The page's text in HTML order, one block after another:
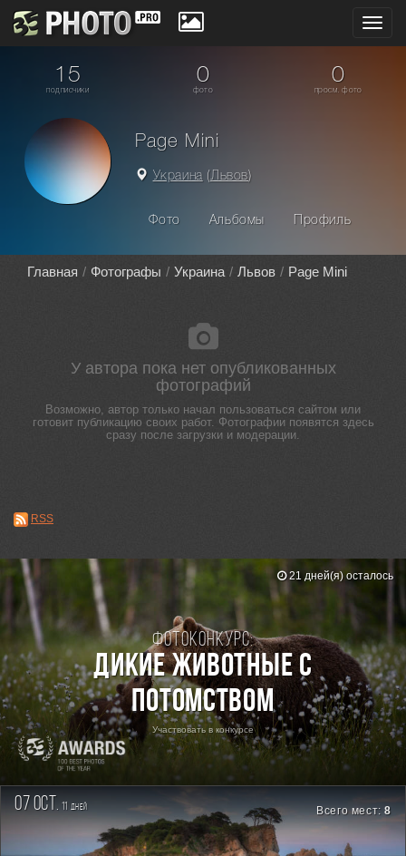
15
подписчики
0
фото
0
просм. фото
Page Mini
Украина (Львов)
Фото Альбомы Профиль
Главная Фотографы Украина Львов Page Mini
У автора пока нет опубликованных
фотографий
Возможно, автор только начал пользоваться сайтом или
готовит публикацию своих работ. Фотографии появятся здесь
сразу после загрузки и модерации.
RSS
Фотоконкурс:
Дикие животные с
потомством
Участвовать в конкурсе
21 дней(я) осталось
07 oct. 11 дней Всего мест:8